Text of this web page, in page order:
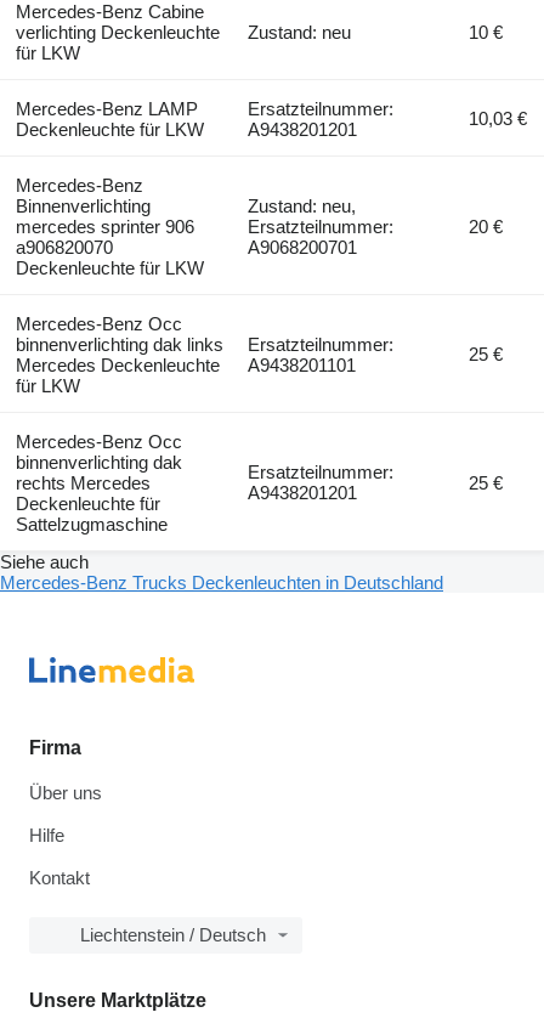
Mercedes-Benz Cabine
verlichting Deckenleuchte
für LKW
Zustand: neu 10 €
Mercedes-Benz LAMP
Deckenleuchte für LKW
Ersatzteilnummer:
A9438201201
10,03 €
Mercedes-Benz
Binnenverlichting
mercedes sprinter 906
a906820070
Deckenleuchte für LKW
Zustand: neu,
Ersatzteilnummer:
A9068200701
20 €
Mercedes-Benz Occ
binnenverlichting dak links
Mercedes Deckenleuchte
für LKW
Ersatzteilnummer:
A9438201101
25 €
Mercedes-Benz Occ
binnenverlichting dak
rechts Mercedes
Deckenleuchte für
Sattelzugmaschine
Ersatzteilnummer:
A9438201201
25 €
Siehe auch
Mercedes-Benz Trucks Deckenleuchten in Deutschland
Firma
Über uns
Hilfe
Kontakt
Liechtenstein / Deutsch
Unsere Marktplätze